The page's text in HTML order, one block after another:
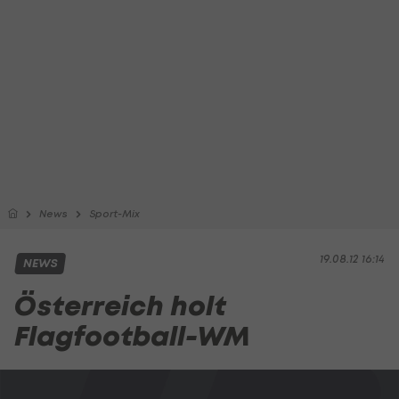
News Sport-Mix
19.08.12 16:14
NEWS
Österreich holt
Flagfootball-WM